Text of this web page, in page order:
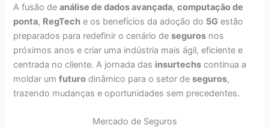
A fusão deanálise de dados avançada,computação de
ponta, RegTech e os benefícios da adoção do 5G estão
preparados para redefinir o cenário deseguros nos
próximos anos e criar uma indústria mais ágil, eficiente e
centrada no cliente. A jornada das insurtechs continua a
moldar umfuturo dinâmico para o setor deseguros,
trazendo mudanças e oportunidades sem precedentes.
Mercado de Seguros